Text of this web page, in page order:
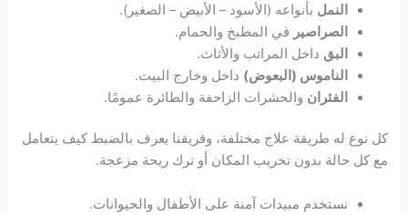
النمل بأنواعه (الأسود – الأبيض – الصغير).
الصراصير في المطبخ والحمام.
البق داخل المراتب والأثاث.
الناموس (البعوض) داخل وخارج البيت.
الفئران والحشرات الزاحفة والطائرة عمومًا.
كل نوع له طريقة علاج مختلفة، وفريقنا يعرف بالضبط كيف يتعامل
مع كل حالة بدون تخريب المكان أو ترك ريحة مزعجة.
نستخدم مبيدات آمنة على الأطفال والحيوانات.